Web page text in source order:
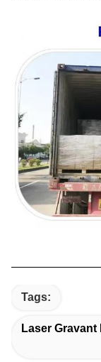
Tags:
Laser Gravant